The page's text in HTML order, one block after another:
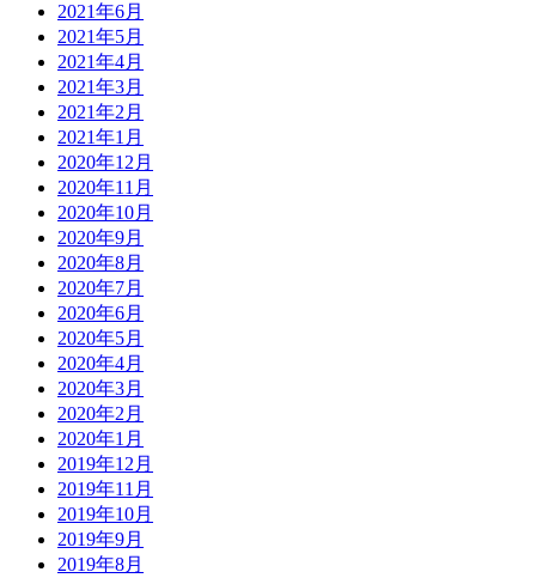
2021年6月
2021年5月
2021年4月
2021年3月
2021年2月
2021年1月
2020年12月
2020年11月
2020年10月
2020年9月
2020年8月
2020年7月
2020年6月
2020年5月
2020年4月
2020年3月
2020年2月
2020年1月
2019年12月
2019年11月
2019年10月
2019年9月
2019年8月